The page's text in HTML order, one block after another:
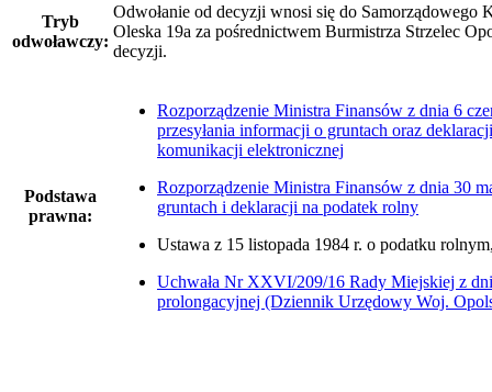
Tryb
odwoławczy:
Odwołanie od decyzji wnosi się do Samorządowego
Oleska 19a za pośrednictwem Burmistrza Strzelec
decyzji.
Podstawa
prawna:
Rozporządzenie Ministra Finansów z dnia 6
przesyłania informacji o gruntach oraz
komunikacji elektronicznej
Rozporządzenie Ministra Finansów z dnia 30
gruntach i deklaracji na podatek rolny
Ustawa z 15 listopada 1984 r. o podatku
Uchwała Nr XXVI/209/16 Rady Miejskiej z
prolongacyjnej (Dziennik Urzędowy Woj.